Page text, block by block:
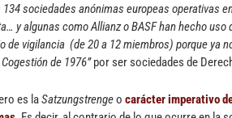
134 sociedades anónimas europeas operativas
y algunas como Allianz o BASF han hecho
de vigilancia (de 20 a 12 miembros) porque ya
de 1976”por ser sociedades de
es laSatzungstrengeo carácter imperativo